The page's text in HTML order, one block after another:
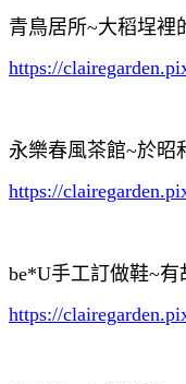
青鳥居所~大稻埕裡
https://
永樂春風茶館~於昭
https://
be*U手工訂做鞋~
https://